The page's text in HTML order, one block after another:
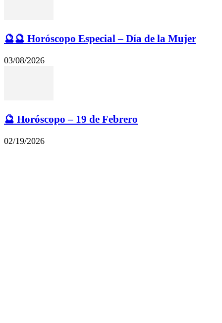
🔮🔮 Horóscopo Especial – Día de la Mujer
03/08/2026
🔮 Horóscopo – 19 de Febrero
02/19/2026